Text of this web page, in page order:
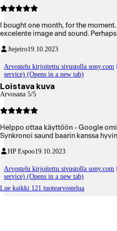
I bought one month, for the
excelente image and sound.
Jtejeiro19.10.2023
Arvostelu kirjoitettu sivustolla sony.com
service) (Opens in a new tab)
Loistava kuva
Arvosana 5/5
Helppo ottaa käyttöön - Google
Synkronoi saund baarin kanssa
HP Espoo19.10.2023
Arvostelu kirjoitettu sivustolla sony.com
service) (Opens in a new tab)
Lue kaikki 121 tuotearvostelua